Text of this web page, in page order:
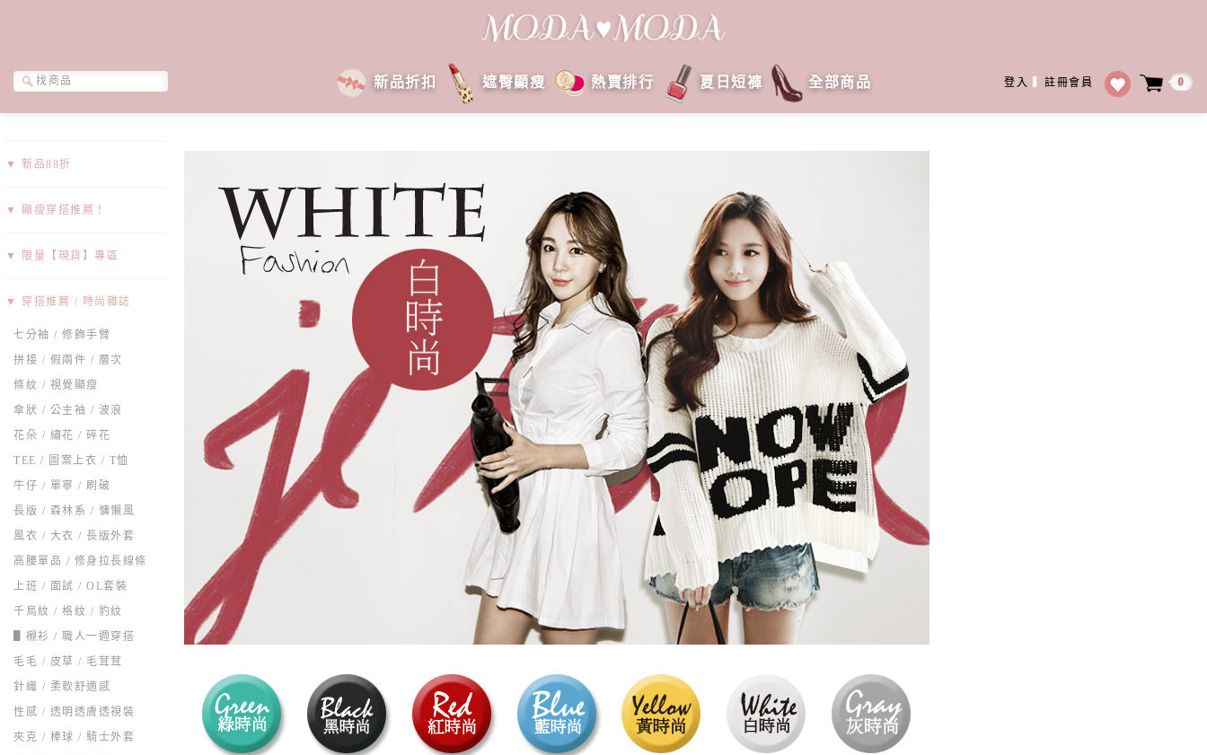
登入 註冊會員 0
新品折扣 遮臀顯瘦 熱賣排行 夏日短褲 全部商品
▼ 新品88折
▼ 顯瘦穿搭推薦！
▼ 限量【現貨】專區
▼ 穿搭推薦 / 時尚雜誌
七分袖 / 修飾手臂
拼接 / 假兩件 / 層次
條紋 / 視覺顯瘦
傘狀 / 公主袖 / 波浪
花朵 / 繡花 / 碎花
TEE / 圖案上衣 / T恤
牛仔 / 單寧 / 刷破
長版 / 森林系 / 慵懶風
風衣 / 大衣 / 長版外套
高腰單品 / 修身拉長線條
上班 / 面試 / OL套裝
千鳥紋 / 格紋 / 豹紋
▋襯衫 / 職人一週穿搭
毛毛 / 皮草 / 毛茸茸
針織 / 柔軟舒適感
性感 / 透明透膚透視裝
夾克 / 棒球 / 騎士外套